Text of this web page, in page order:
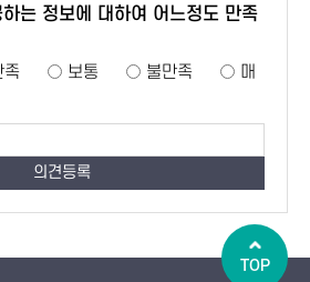
는 정보에 대하여 어느정도 만족
족 보통 불만족
매
TOP